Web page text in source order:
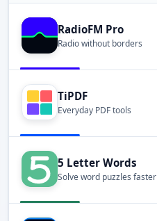
RadioFM Pro
Radio without borders
TiPDF
Everyday PDF tools
5 Letter Words
Solve word puzzles faster